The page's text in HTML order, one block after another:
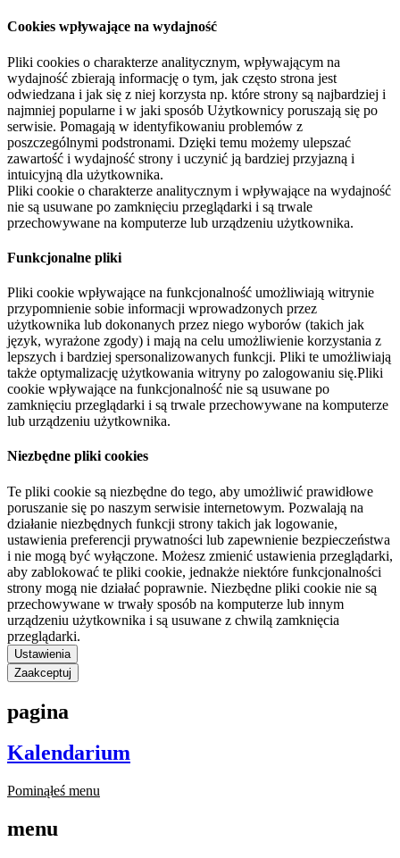
Cookies wpływające na wydajność
Pliki cookies o charakterze analitycznym, wpływającym na
wydajność zbierają informację o tym, jak często strona jest
odwiedzana i jak się z niej korzysta np. które strony są najbardziej i
najmniej popularne i w jaki sposób Użytkownicy poruszają się po
serwisie. Pomagają w identyfikowaniu problemów z
poszczególnymi podstronami. Dzięki temu możemy ulepszać
zawartość i wydajność strony i uczynić ją bardziej przyjazną i
intuicyjną dla użytkownika.
Pliki cookie o charakterze analitycznym i wpływające na wydajność
nie są usuwane po zamknięciu przeglądarki i są trwale
przechowywane na komputerze lub urządzeniu użytkownika.
Funkcjonalne pliki
Pliki cookie wpływające na funkcjonalność umożliwiają witrynie
przypomnienie sobie informacji wprowadzonych przez
użytkownika lub dokonanych przez niego wyborów (takich jak
język, wyrażone zgody) i mają na celu umożliwienie korzystania z
lepszych i bardziej spersonalizowanych funkcji. Pliki te umożliwiają
także optymalizację użytkowania witryny po zalogowaniu się.Pliki
cookie wpływające na funkcjonalność nie są usuwane po
zamknięciu przeglądarki i są trwale przechowywane na komputerze
lub urządzeniu użytkownika.
Niezbędne pliki cookies
Te pliki cookie są niezbędne do tego, aby umożliwić prawidłowe
poruszanie się po naszym serwisie internetowym. Pozwalają na
działanie niezbędnych funkcji strony takich jak logowanie,
ustawienia preferencji prywatności lub zapewnienie bezpieczeństwa
i nie mogą być wyłączone. Możesz zmienić ustawienia przeglądarki,
aby zablokować te pliki cookie, jednakże niektóre funkcjonalności
strony mogą nie działać poprawnie. Niezbędne pliki cookie nie są
przechowywane w trwały sposób na komputerze lub innym
urządzeniu użytkownika i są usuwane z chwilą zamknięcia
przeglądarki.
Ustawienia
Zaakceptuj
pagina
Kalendarium
Pominąłeś menu
menu